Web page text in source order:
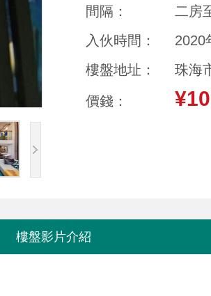
間隔：
二房
入伙時間：
2020
樓盤地址：
珠海
價錢：
樓盤影片介紹